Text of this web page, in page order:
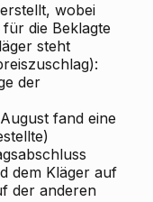
wobei
die Beklagte
steht
der
fand eine
dem Kläger auf
der anderen